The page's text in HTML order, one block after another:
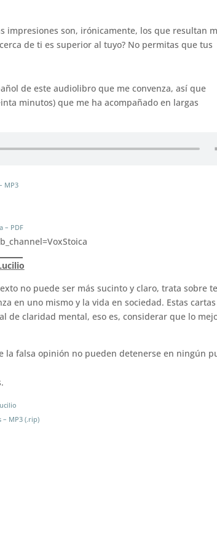
impresiones son, irónicamente, los que resultan
de ti es superior al tuyo? No permitas que tus
de este audiolibro que me convenza, así que
minutos) que me ha acompañado en largas
MP3
– PDF
no puede ser más sucinto y claro, trata sobre
en uno mismo y la vida en sociedad. Estas
claridad mental, eso es, considerar que lo
la falsa opinión no pueden detenerse en ningún
– MP3 (.rip)